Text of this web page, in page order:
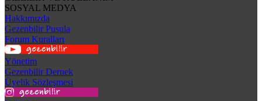
SOSYAL MEDYA
Hakkımızda
Gezenbilir Pusula
Forum Kuralları
Yönetim
Gezenbilir Dernek
Üyelik Sözleşmesi